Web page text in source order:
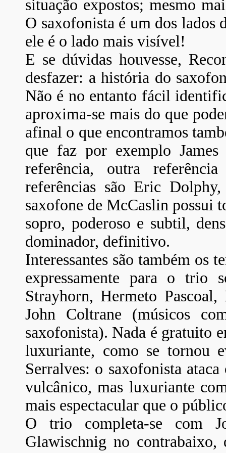
situação expostos; mesmo
O saxofonista é um dos lados
ele é o lado mais visível!
E se dúvidas houvesse,
desfazer: a história do
Não é no entanto fácil
aproxima-se mais do que
afinal o que encontramos
que faz por exemplo
referência, outra
referências são Eric
saxofone de McCaslin possui
sopro, poderoso e subtil,
dominador, definitivo.
Interessantes são também os
expressamente para o trio
Strayhorn, Hermeto
John Coltrane (músicos
saxofonista). Nada é gratuito
luxuriante, como se tornou
Serralves: o saxofonista
vulcânico, mas luxuriante
mais espectacular que o
O trio completa-se com
Glawischnig no contrabaixo,